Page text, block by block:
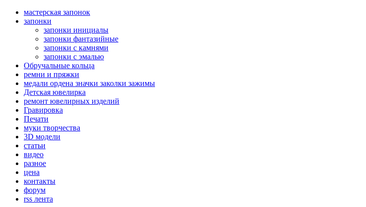
мастерская запонок
запонки
запонки инициалы
запонки фантазийные
запонки с камнями
запонки с эмалью
Обручальные кольца
ремни и пряжки
медали ордена значки заколки зажимы
Детская ювелирка
ремонт ювелирных изделий
Гравировка
Печати
муки творчества
3D модели
статьи
видео
разное
цена
контакты
форум
rss лента